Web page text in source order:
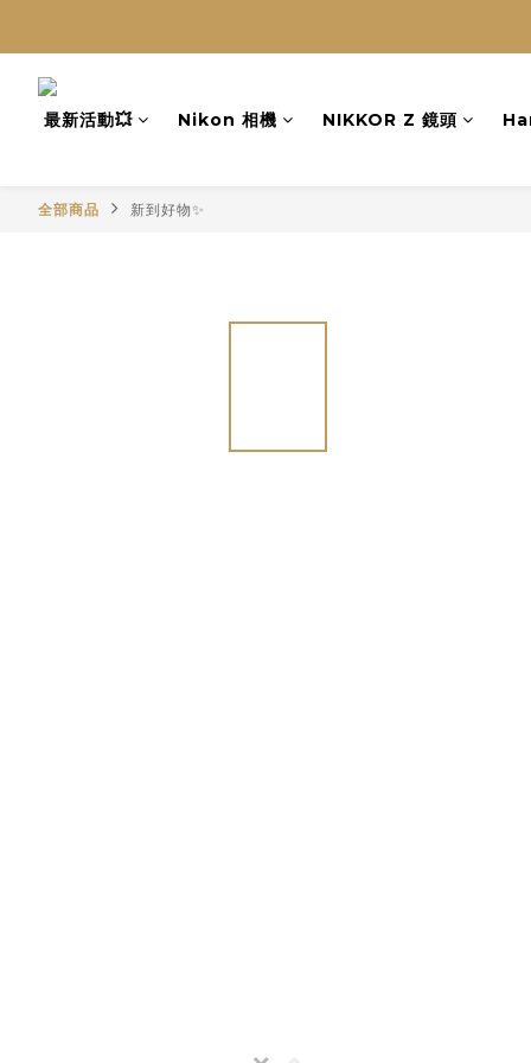
最新活動💥 Nikon 相機 NIKKOR Z 鏡頭
全部商品 新到好物✨